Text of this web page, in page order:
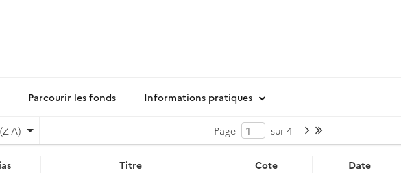
Parcourir les fonds Informations pratiques
A) Page sur 4 Page suivante : 1/4
Titre Cote Date